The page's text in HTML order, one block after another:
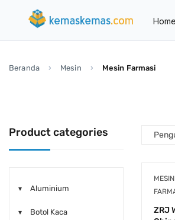
Home
Beranda Mesin Mesin Farmasi
Product categories
Aluminium
Botol Kaca
ZRJ